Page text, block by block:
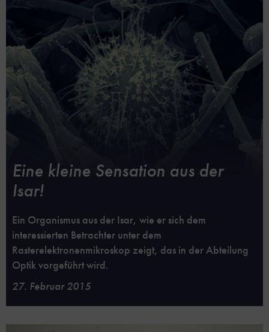
Eine kleine Sensation aus der
Isar!
Ein Organismus aus der Isar, wie er sich dem
interessierten Betrachter unter dem
Rasterelektronenmikroskop zeigt, das in der Abteilung
Optik vorgeführt wird.
27. Februar 2015